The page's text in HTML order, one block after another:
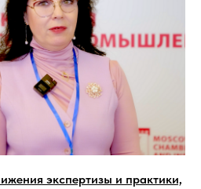
экспертизы и практики,